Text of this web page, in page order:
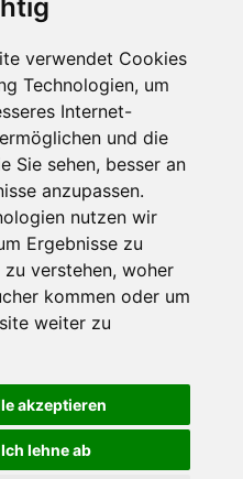
verwendet Cookies
Technologien, um
Internet-
und die
Sie sehen, besser an
anzupassen.
nutzen wir
Ergebnisse zu
zu verstehen, woher
kommen oder um
weiter zu
akzeptieren
Ich lehne ab
*
Vluyn *Neuss*
* Tönisvorst *
* Wülfrath *
in Hückeswagen
2026 aktualisiert.
andere
die Möglichkeit, sich